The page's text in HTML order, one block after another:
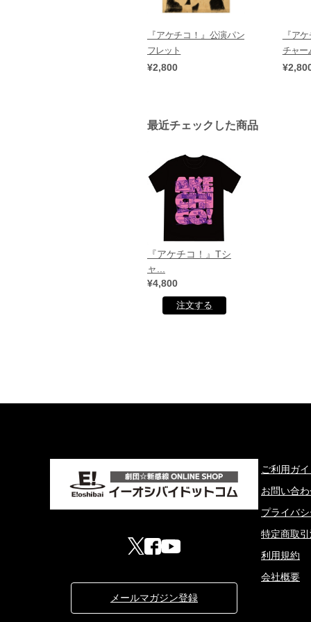
『アケチコ！』公演パン
フレット
¥2,800
『ア
チャー
最近チェックした商品
『アケチコ！』Tシ
ャ...
¥4,800
メールマガジン登録
ご利用ガ
お問い合
プライバ
特定商取
利用規約
会社概要